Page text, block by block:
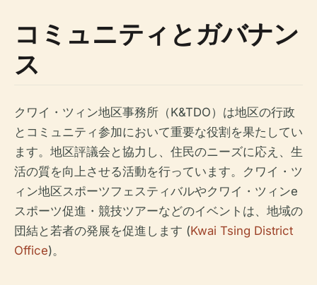
コミュニティとガバナン
ス
クワイ・ツィン地区事務所（K&TDO）は地区の行政
とコミュニティ参加において重要な役割を果たしてい
ます。地区評議会と協力し、住民のニーズに応え、生
活の質を向上させる活動を行っています。クワイ・ツ
ィン地区スポーツフェスティバルやクワイ・ツィンe
スポーツ促進・競技ツアーなどのイベントは、地域の
団結と若者の発展を促進します (Kwai Tsing District
Office)。